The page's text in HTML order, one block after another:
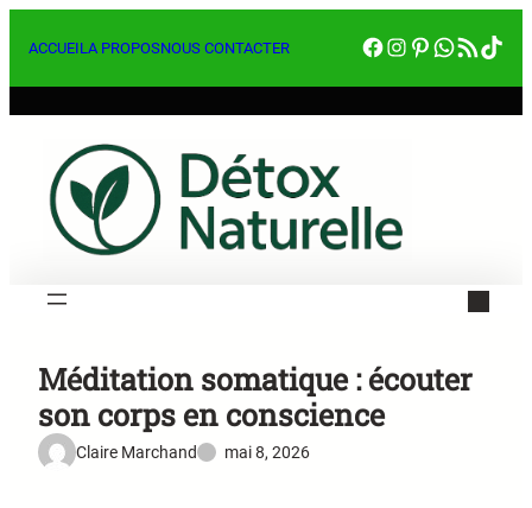
auACCUEILA PROPOSNOUS CONTACTER Facebook
Instagram
Pinterest
RSS Feed
Méditation somatique : écouter
son corps en conscience
Claire Marchand mai 8, 2026